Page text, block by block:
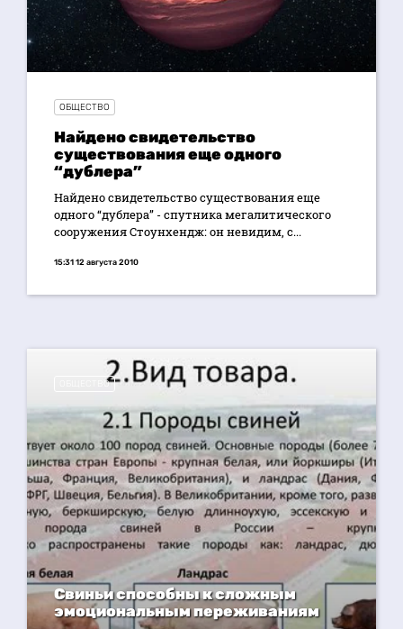
ОБЩЕСТВО
Найдено свидетельство
существования еще одного
“дублера”
Найдено свидетельство существования еще
одного “дублера” - спутника мегалитического
сооружения Стоунхендж: он невидим, с...
15:31 12 августа 2010
ОБЩЕСТВО
Свиньи способны к сложным
эмоциональным переживаниям